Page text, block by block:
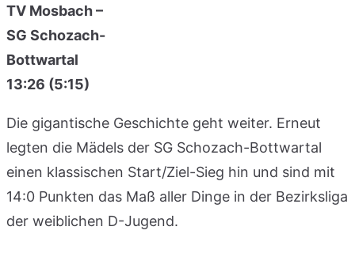
TV Mosbach –
SG Schozach-
Bottwartal
13:26 (5:15)
Die gigantische Geschichte geht weiter. Erneut
legten die Mädels der SG Schozach-Bottwartal
einen klassischen Start/Ziel-Sieg hin und sind mit
14:0 Punkten das Maß aller Dinge in der Bezirksliga
der weiblichen D-Jugend.